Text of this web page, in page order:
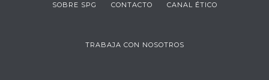
SOBRE SPG CONTACTO CANAL ÉTICO
TRABAJA CON NOSOTROS